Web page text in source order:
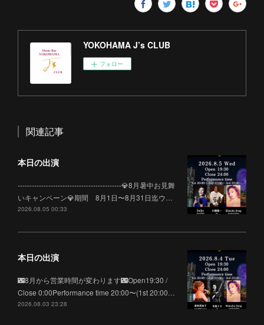
YOKOHAMA J’s CLUB
フォロー
関連記事
本日の出演
--------------------------------------------💎8月暑中お見舞
いキャンペーン💎期間 8月1日〜8月31日迄ウ…
2026.08.05 00:33
本日の出演
🌃8月から営業時間が変わります🌃Open19:30 /
Close 0:00Performance time 20:00〜(1st 20:00…
2026.08.03 23:28